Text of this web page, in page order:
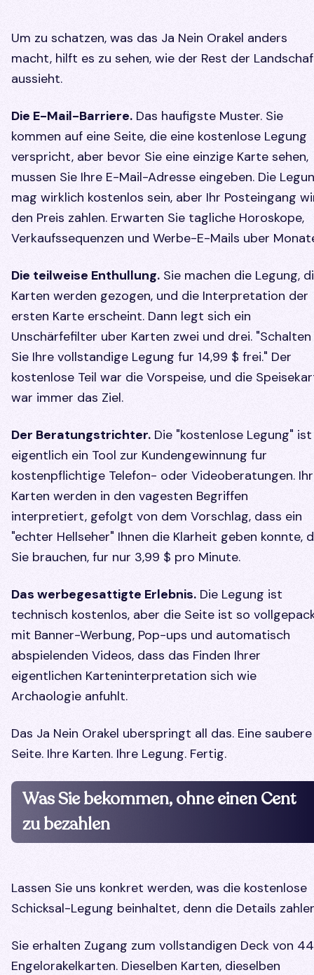
Um zu schatzen, was das Ja Nein Orakel anders
macht, hilft es zu sehen, wie der Rest der
aussieht.
Die E-Mail-Barriere. Das haufigste Muster. Sie
kommen auf eine Seite, die eine kostenlose Legung
verspricht, aber bevor Sie eine einzige Karte sehen,
mussen Sie Ihre E-Mail-Adresse eingeben. Die
mag wirklich kostenlos sein, aber Ihr Posteingang
den Preis zahlen. Erwarten Sie tagliche Horoskope,
Verkaufssequenzen und Werbe-E-Mails uber
Die teilweise Enthullung. Sie machen die Legung,
Karten werden gezogen, und die Interpretation der
ersten Karte erscheint. Dann legt sich ein
Unschärfefilter uber Karten zwei und drei. "Schalten
Sie Ihre vollstandige Legung fur 14,99 $ frei." Der
kostenlose Teil war die Vorspeise, und die
war immer das Ziel.
Der Beratungstrichter. Die "kostenlose Legung" ist
eigentlich ein Tool zur Kundengewinnung fur
kostenpflichtige Telefon- oder Videoberatungen.
Karten werden in den vagesten Begriffen
interpretiert, gefolgt von dem Vorschlag, dass ein
"echter Hellseher" Ihnen die Klarheit geben konnte,
Sie brauchen, fur nur 3,99 $ pro Minute.
Das werbegesattigte Erlebnis. Die Legung ist
technisch kostenlos, aber die Seite ist so
mit Banner-Werbung, Pop-ups und automatisch
abspielenden Videos, dass das Finden Ihrer
eigentlichen Karteninterpretation sich wie
Archaologie anfuhlt.
Das Ja Nein Orakel uberspringt all das. Eine saubere
Seite. Ihre Karten. Ihre Legung. Fertig.
Was Sie bekommen, ohne einen Cent
zu bezahlen
Lassen Sie uns konkret werden, was die kostenlose
Schicksal-Legung beinhaltet, denn die Details
Sie erhalten Zugang zum vollstandigen Deck von 44
Engelorakelkarten. Dieselben Karten, dieselben